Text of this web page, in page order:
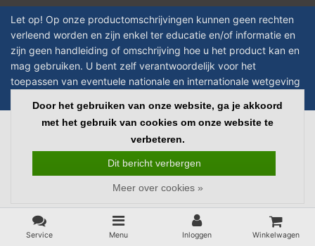
Let op! Op onze productomschrijvingen kunnen geen rechten
verleend worden en zijn enkel ter educatie en/of informatie en
zijn geen handleiding of omschrijving hoe u het product kan en
mag gebruiken. U bent zelf verantwoordelijk voor het
toepassen van eventuele nationale en internationale wetgeving
Copyright © 2026 - Laboratorium Discounter - All rights reserved - Theme by
Alle bedragen zijn exclusief BTW
Service Menu Inloggen Winkelwagen
Door het gebruiken van onze website, ga je akkoord
met het gebruik van cookies om onze website te
verbeteren.
Dit bericht verbergen
Meer over cookies »